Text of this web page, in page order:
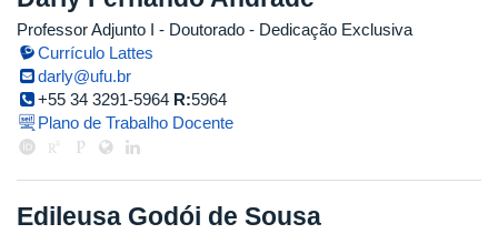
Professor Adjunto I - Doutorado - Dedicação Exclusiva
Currículo Lattes
darly@ufu.br
+55 34 3291-5964 R:5964
Plano de Trabalho Docente
Edileusa Godói de Sousa